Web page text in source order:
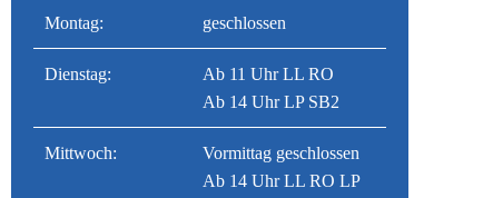
Montag: geschlossen
Dienstag:
Ab 11 Uhr LL RO
Ab 14 Uhr LP SB2
Mittwoch:
Vormittag geschlossen
Ab 14 Uhr LL RO LP